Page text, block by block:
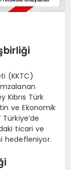
(KKTC)
Türk
ve Ekonomik
ticari ve
hedefleniyor.